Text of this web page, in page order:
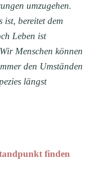
umzugehen.
ist, bereitet dem
Leben ist
Menschen können
den Umständen
längst
finden